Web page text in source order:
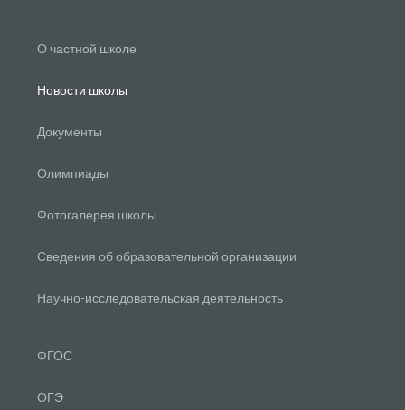
О частной школе
Новости школы
Документы
Олимпиады
Фотогалерея школы
Сведения об образовательной организации
Научно-исследовательская деятельность
ФГОС
ОГЭ